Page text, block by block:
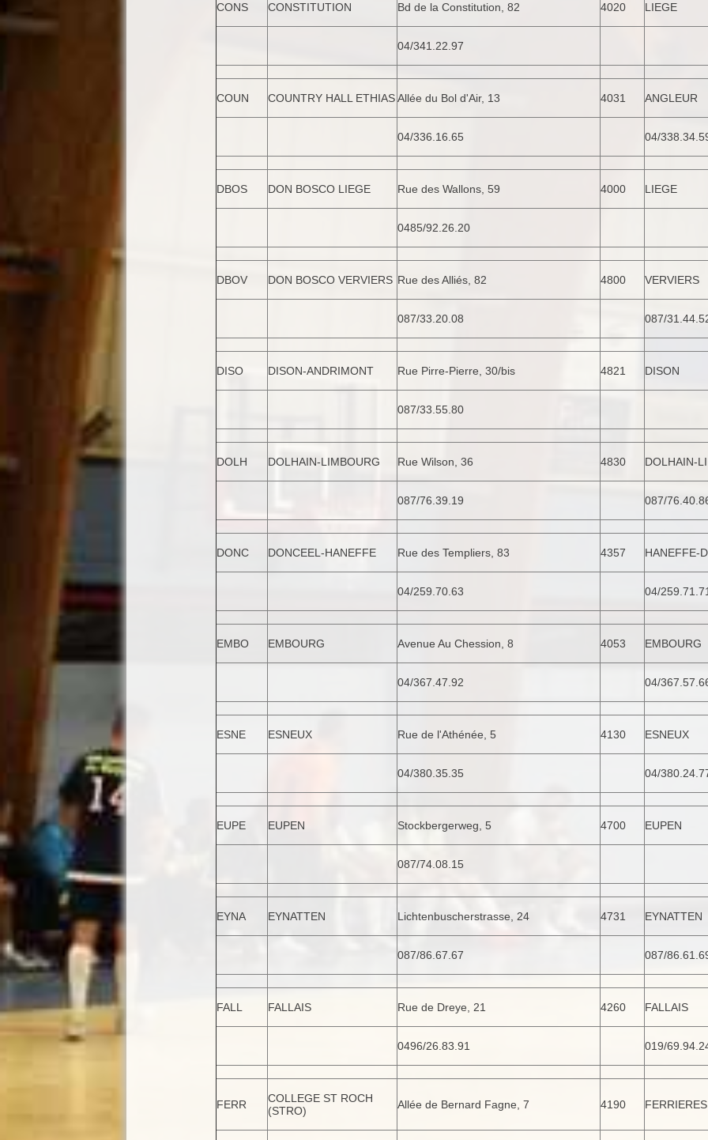
CONS CONSTITUTION Bd de la Constitution, 82 4020 LIEGE
04/341.22.97
COUN COUNTRY HALL ETHIASAllée du Bol d'Air, 13 4031 ANGLEUR
04/336.16.65 04/
DBOS DON BOSCO LIEGE Rue des Wallons, 59 4000 LIEGE
0485/92.26.20
DBOV DON BOSCO VERVIERS Rue des Alliés, 82 4800 VERVIERS
087/33.20.08 087/
DISO DISON-ANDRIMONT Rue Pirre-Pierre, 30/bis 4821 DISON
087/33.55.80
DOLH DOLHAIN-LIMBOURG Rue Wilson, 36 4830 DOLHAIN-
087/76.39.19 087/
DONC DONCEEL-HANEFFE Rue des Templiers, 83 4357 HANEFFE-
04/259.70.63 04/
EMBO EMBOURG Avenue Au Chession, 8 4053 EMBOURG
04/367.47.92 04/
ESNE ESNEUX Rue de l'Athénée, 5 4130 ESNEUX
04/380.35.35 04/
EUPE EUPEN Stockbergerweg, 5 4700 EUPEN
087/74.08.15
EYNA EYNATTEN Lichtenbuscherstrasse, 24 4731 EYNATTEN
087/86.67.67 087/
FALL FALLAIS Rue de Dreye, 21 4260 FALLAIS
0496/26.83.91 019/
FERR
COLLEGE ST ROCH
(STRO)
Allée de Bernard Fagne, 7 4190 FERRIERES